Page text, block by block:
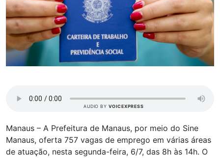
AUDIO BY VOICEXPRESS
Manaus – A Prefeitura de Manaus, por meio do Sine
Manaus, oferta 757 vagas de emprego em várias áreas
de atuação, nesta segunda-feira, 6/7, das 8h às 14h. O